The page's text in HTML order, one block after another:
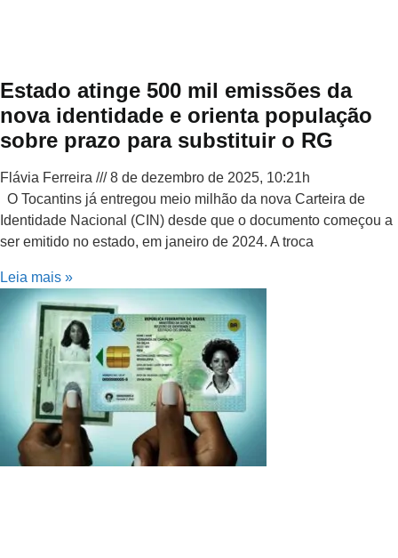
Estado atinge 500 mil emissões da
nova identidade e orienta população
sobre prazo para substituir o RG
Flávia Ferreira
8 de dezembro de 2025, 10:21h
O Tocantins já entregou meio milhão da nova Carteira de
Identidade Nacional (CIN) desde que o documento começou a
ser emitido no estado, em janeiro de 2024. A troca
Leia mais »